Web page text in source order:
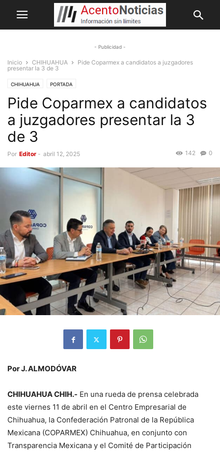
- Publicidad -
Inicio CHIHUAHUA
Pide Coparmex a candidatos a juzgadores
presentar la 3 de 3
CHIHUAHUA PORTADA
Pide Coparmex a candidatos
a juzgadores presentar la 3
de 3
Por Editor - abril 12, 2025 0
142
Por J. ALMODÓVAR
CHIHUAHUA CHIH.- En una rueda de prensa celebrada
este viernes 11 de abril en el Centro Empresarial de
Chihuahua, la Confederación Patronal de la República
Mexicana (COPARMEX) Chihuahua, en conjunto con
Transparencia Mexicana y el Comité de Participación